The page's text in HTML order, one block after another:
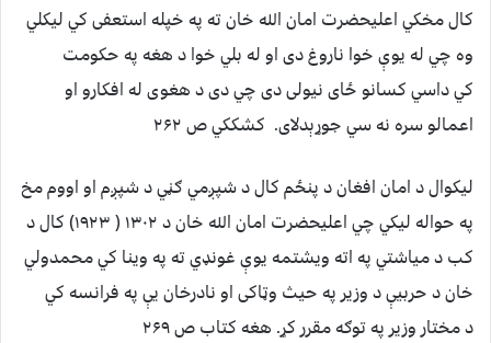
کال مخکي اعلیحضرت امان الله خان ته په خپله استعفی کي لیکلي
وه چي له یوې خوا ناروغ دی او له بلي خوا د هغه په حکومت
کي داسي کسانو ځای نیولی دی چي دی د هغوی له افکارو او
اعمالو سره نه سي جوړېدلای. کشککي ص ۲۶۲
لیکوال د امان افغان د پنځم کال د شپږمي ګڼي د شپږم او اووم مخ
په حواله لیکي چي اعلیحضرت امان الله خان د ۱۳۰۲ ( ۱۹۲۳) کال د
کب د میاشتي په اته ویشتمه یوې غونډي ته په وینا کي محمدولي
خان د حربیې د وزیر په حیث وټاکی او نادرخان یې په فرانسه کي
د مختار وزیر په توګه مقرر کړ. هغه کتاب ص ۲۶۹